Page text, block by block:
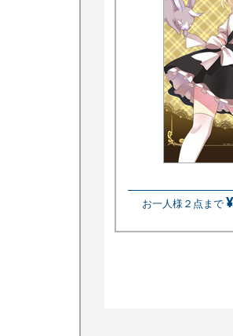
お一人様２点まで